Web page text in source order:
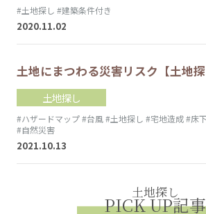
#土地探し #建築条件付き
2020.11.02
土地にまつわる災害リスク【土地
土地探し
#ハザードマップ#台風#土地探し #宅地造成#床
#自然災害
2021.10.13
土地探し
PICK UP記事